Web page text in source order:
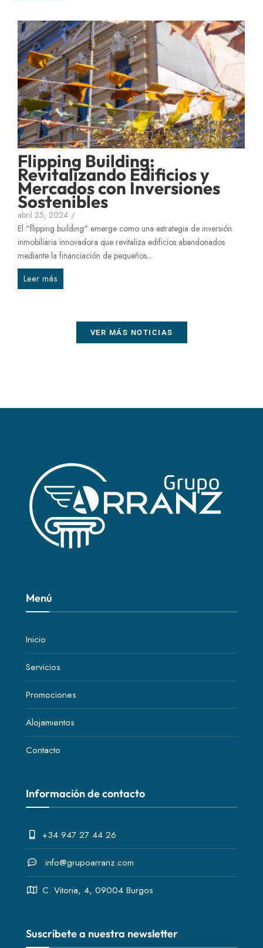
Flipping Building:
Revitalizando Edificios y
Mercados con Inversiones
Sostenibles
abril 25, 2024 /
El "flipping building" emerge como una estrategia de inversión
inmobiliaria innovadora que revitaliza edificios abandonados
mediante la financiación de pequeños...
Leer más
VER MÁS NOTICIAS
Menú
Inicio
Servicios
Promociones
Alojamientos
Contacto
Información de contacto
+34 947 27 44 26
info@grupoarranz.com
C. Vitoria, 4, 09004 Burgos
Suscríbete a nuestra newsletter